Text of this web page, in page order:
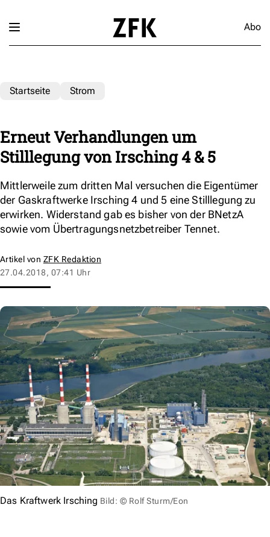
Abo
Startseite Strom
Erneut Verhandlungen um
Stilllegung von Irsching 4 & 5
Mittlerweile zum dritten Mal versuchen die Eigentümer
der Gaskraftwerke Irsching 4 und 5 eine Stilllegung zu
erwirken. Widerstand gab es bisher von der BNetzA
sowie vom Übertragungsnetzbetreiber Tennet.
Artikel von ZFK Redaktion
27.04.2018, 07:41 Uhr
Das Kraftwerk Irsching Bild: © Rolf Sturm/Eon